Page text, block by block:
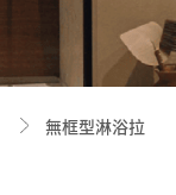
無框型淋浴拉